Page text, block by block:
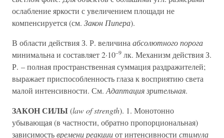
ослабление яркости с увеличением площади не
компенсируется (см. Закон Пипера).
В области действия З. Р. величина абсолютного порога
минимальна и составляет 2·10–9 лк. Механизм действия З.
Р. – полная пространственная суммация раздражителей;
выражает приспособленность глаза к восприятию света
малой интенсивности. См. Адаптация зрительная.
ЗАКОН СИЛЫ(law of strength). 1. Монотонно
убывающая (в частности, обратно пропорциональная)
зависимостьвремени реакцииот интенсивности стимула